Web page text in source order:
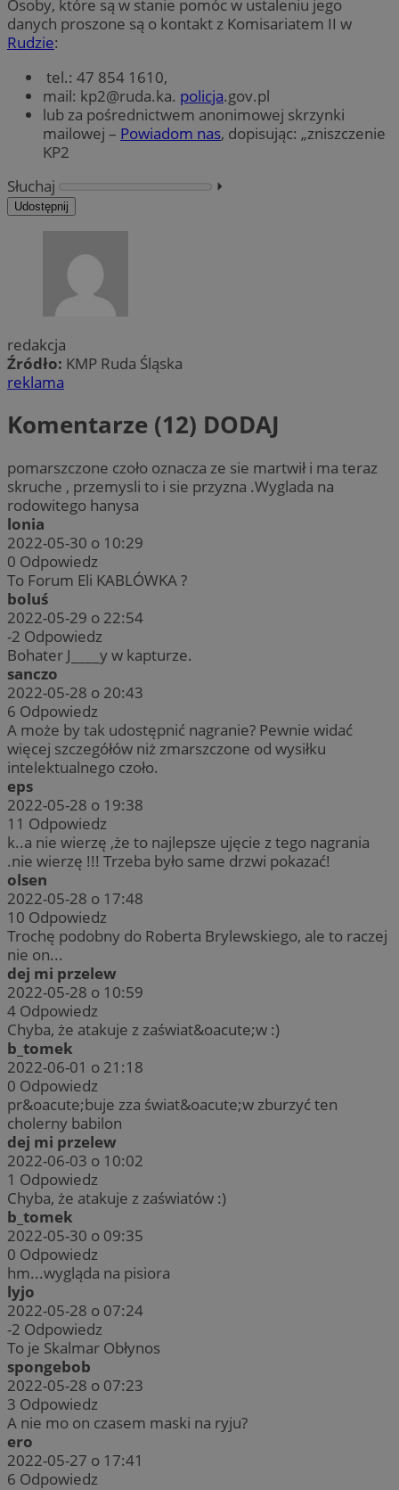
Osoby, które są w stanie pomóc w ustaleniu jego
danych proszone są o kontakt z Komisariatem II w
Rudzie:
tel.: 47 854 1610,
mail: kp2@ruda.ka. policja.gov.pl
lub za pośrednictwem anonimowej skrzynki
mailowej – Powiadom nas, dopisując: „zniszczenie
KP2
Słuchaj
⏵︎
Udostępnij
redakcja
Źródło: KMP Ruda Śląska
reklama
Komentarze (12) DODAJ
pomarszczone czoło oznacza ze sie martwił i ma teraz
skruche , przemysli to i sie przyzna .Wyglada na
rodowitego hanysa
lonia
2022-05-30 o 10:29
0 Odpowiedz
To Forum Eli KABLÓWKA ?
boluś
2022-05-29 o 22:54
-2 Odpowiedz
Bohater J____y w kapturze.
sanczo
2022-05-28 o 20:43
6 Odpowiedz
A może by tak udostępnić nagranie? Pewnie widać
więcej szczegółów niż zmarszczone od wysiłku
intelektualnego czoło.
eps
2022-05-28 o 19:38
11 Odpowiedz
k..a nie wierzę ,że to najlepsze ujęcie z tego nagrania
.nie wierzę !!! Trzeba było same drzwi pokazać!
olsen
2022-05-28 o 17:48
10 Odpowiedz
Trochę podobny do Roberta Brylewskiego, ale to raczej
nie on...
dej mi przelew
2022-05-28 o 10:59
4 Odpowiedz
Chyba, że atakuje z zaświat&oacute;w :)
b_tomek
2022-06-01 o 21:18
0 Odpowiedz
pr&oacute;buje zza świat&oacute;w zburzyć ten
cholerny babilon
dej mi przelew
2022-06-03 o 10:02
1 Odpowiedz
Chyba, że atakuje z zaświatów :)
b_tomek
2022-05-30 o 09:35
0 Odpowiedz
hm...wygląda na pisiora
lyjo
2022-05-28 o 07:24
-2 Odpowiedz
To je Skalmar Obłynos
spongebob
2022-05-28 o 07:23
3 Odpowiedz
A nie mo on czasem maski na ryju?
ero
2022-05-27 o 17:41
6 Odpowiedz